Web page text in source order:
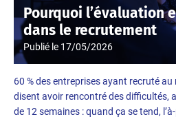
Pourquoi l’évaluation
dans le recrutement
Publié le 17/05/2026
60 % des entreprises ayant recruté
disent avoir rencontré des difficultés,
de 12 semaines : quand ça se tend,